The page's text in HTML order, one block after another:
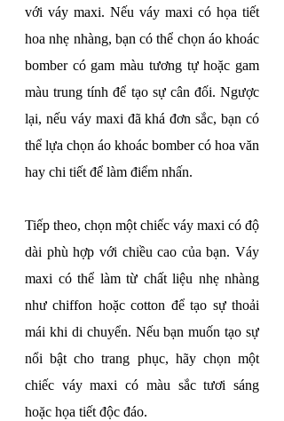
với váy maxi. Nếu váy maxi có họa tiết
hoa nhẹ nhàng, bạn có thể chọn áo khoác
bomber có gam màu tương tự hoặc gam
màu trung tính để tạo sự cân đối. Ngược
lại, nếu váy maxi đã khá đơn sắc, bạn có
thể lựa chọn áo khoác bomber có hoa văn
hay chi tiết để làm điểm nhấn.
Tiếp theo, chọn một chiếc váy maxi có độ
dài phù hợp với chiều cao của bạn. Váy
maxi có thể làm từ chất liệu nhẹ nhàng
như chiffon hoặc cotton để tạo sự thoải
mái khi di chuyển. Nếu bạn muốn tạo sự
nổi bật cho trang phục, hãy chọn một
chiếc váy maxi có màu sắc tươi sáng
hoặc họa tiết độc đáo.